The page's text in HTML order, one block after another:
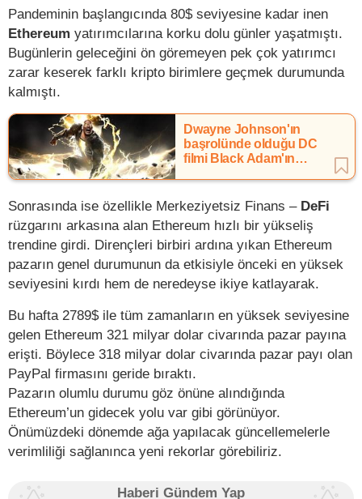
Pandeminin başlangıcında 80$ seviyesine kadar inen
Ethereum yatırımcılarına korku dolu günler yaşatmıştı.
Bugünlerin geleceğini ön göremeyen pek çok yatırımcı
zarar keserek farklı kripto birimlere geçmek durumunda
kalmıştı.
Dwayne Johnson'ın
başrolünde olduğu DC
filmi Black Adam'ın
Sonrasında ise özellikle Merkeziyetsiz Finans – DeFi
rüzgarını arkasına alan Ethereum hızlı bir yükseliş
trendine girdi. Dirençleri birbiri ardına yıkan Ethereum
pazarın genel durumunun da etkisiyle önceki en yüksek
seviyesini kırdı hem de neredeyse ikiye katlayarak.
Bu hafta 2789$ ile tüm zamanların en yüksek seviyesine
gelen Ethereum 321 milyar dolar civarında pazar payına
erişti. Böylece 318 milyar dolar civarında pazar payı olan
PayPal firmasını geride bıraktı.
Pazarın olumlu durumu göz önüne alındığında
Ethereum’un gidecek yolu var gibi görünüyor.
Önümüzdeki dönemde ağa yapılacak güncellemelerle
verimliliği sağlanınca yeni rekorlar görebiliriz.
Haberi Gündem Yap